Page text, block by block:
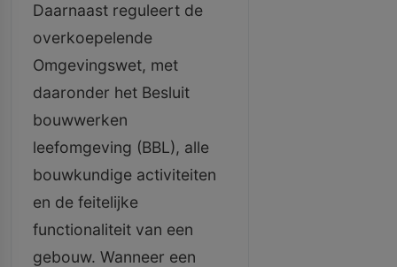
Daarnaast reguleert de
overkoepelende
Omgevingswet, met
daaronder het Besluit
bouwwerken
leefomgeving (BBL), alle
bouwkundige activiteiten
en de feitelijke
functionaliteit van een
gebouw. Wanneer een